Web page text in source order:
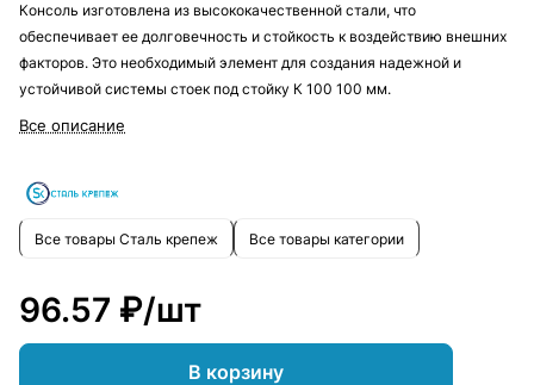
Консоль изготовлена из высококачественной стали, что
обеспечивает ее долговечность и стойкость к воздействию внешних
факторов. Это необходимый элемент для создания надежной и
устойчивой системы стоек под стойку К 100 100 мм.
Все описание
Все товары Сталь крепеж Все товары категории
96.57 ₽/шт
В корзину